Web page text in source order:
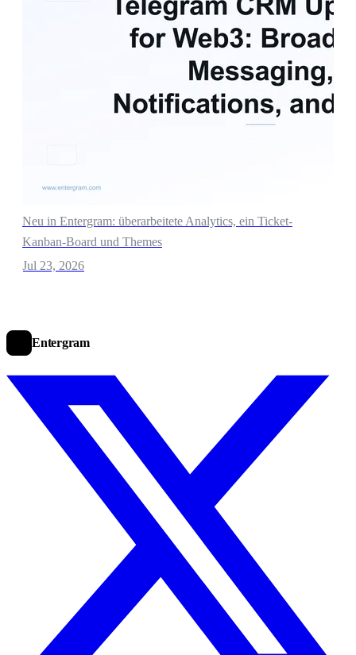
Neu in Entergram: überarbeitete Analytics, ein Ticket-
Kanban-Board und Themes
Jul 23, 2026
Entergram